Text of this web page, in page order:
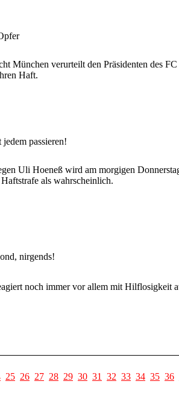
München verurteilt den Präsidenten des
Haft.
passieren!
Uli Hoeneß wird am morgigen
als wahrscheinlich.
nirgends!
noch immer vor allem mit Hilflosigkeit
25 26 27 28 29 30 31 32 33 34 35 36